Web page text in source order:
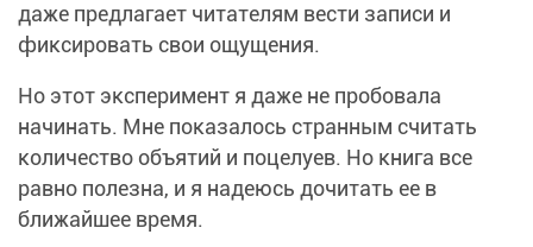
даже предлагает читателям вести записи и
фиксировать свои ощущения.
Но этот эксперимент я даже не пробовала
начинать. Мне показалось странным считать
количество объятий и поцелуев. Но книга все
равно полезна, и я надеюсь дочитать ее в
ближайшее время.